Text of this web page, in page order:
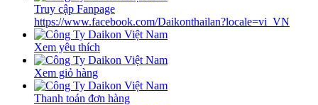
Truy cập Fanpage
https://www.facebook.com/Daikonthailan?locale=vi_VN
Xem yêu thích
Xem giỏ hàng
Thanh toán đơn hàng